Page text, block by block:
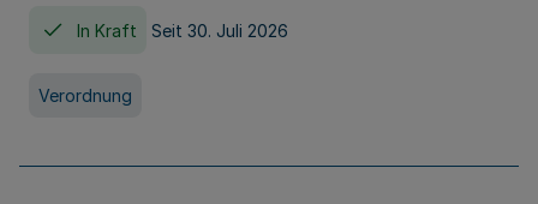
In Kraft Seit 30. Juli 2026
Verordnung